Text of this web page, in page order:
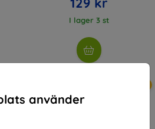
använder
I lager 3 st